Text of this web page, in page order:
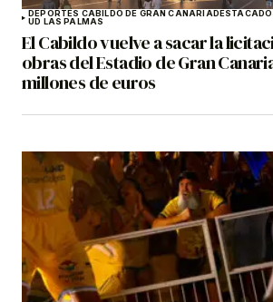
DEPORTES CABILDO DE GRAN CANARIA
UD LAS PALMAS
El Cabildo vuelve a sacar la
obras del Estadio de Gran
millones de euros